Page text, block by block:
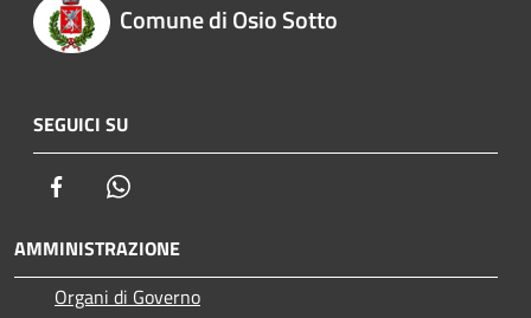
Comune di Osio Sotto
SEGUICI SU
Facebook
AMMINISTRAZIONE
Organi di Governo